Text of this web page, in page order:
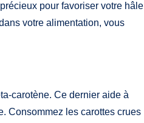
pour favoriser votre hâle
votre alimentation, vous
carotène. Ce dernier aide à
Consommez les carottes crues